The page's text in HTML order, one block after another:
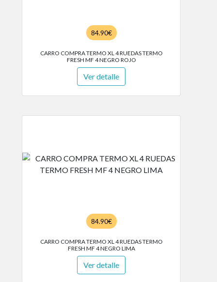
84.90€
CARRO COMPRA TERMO XL 4 RUEDAS TERMO
FRESH MF 4 NEGRO ROJO
Ver detalle
84.90€
CARRO COMPRA TERMO XL 4 RUEDAS TERMO
FRESH MF 4 NEGRO LIMA
Ver detalle